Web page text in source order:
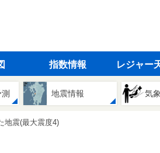
指数情報 レジャー
地震情報 気
地震(最大震度4)